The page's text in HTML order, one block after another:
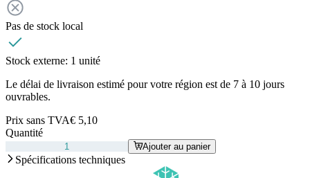
Pas de stock local
Stock externe: 1 unité
Le délai de livraison estimé pour votre région est de 7 à 10 jours
ouvrables.
Prix sans TVA€ 5,10
Quantité
Ajouter au panier
Spécifications techniques